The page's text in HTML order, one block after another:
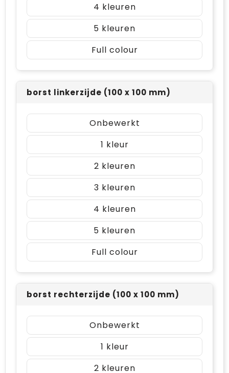
4
5
Full colour
borst linkerzijde (100 x 100 mm)
Onbewerkt
1
2
3
4
5
Full colour
borst rechterzijde (100 x 100 mm)
Onbewerkt
1
2